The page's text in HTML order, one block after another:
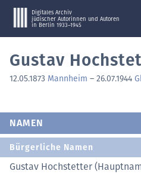
Digitales Archiv
jüdischer Autorinnen und Autoren
in Berlin 1933–1945
Gustav
12.05.1873 Mannheim – 26.07.1944
NAMEN
Bürgerliche Namen
Gustav Hochstetter